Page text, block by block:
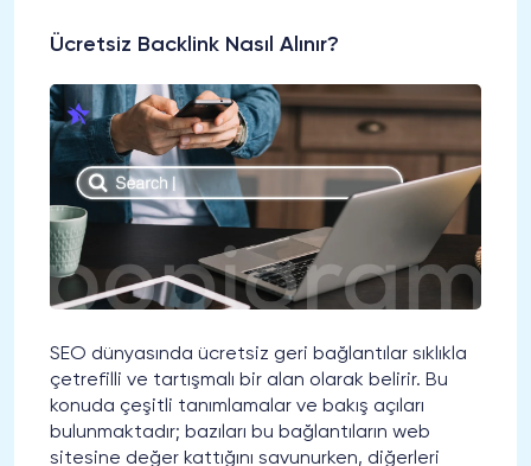
Ücretsiz Backlink Nasıl Alınır?
SEO dünyasında ücretsiz geri bağlantılar sıklıkla
çetrefilli ve tartışmalı bir alan olarak belirir. Bu
konuda çeşitli tanımlamalar ve bakış açıları
bulunmaktadır; bazıları bu bağlantıların web
sitesine değer kattığını savunurken, diğerleri